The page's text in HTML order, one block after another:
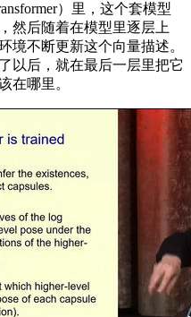
）里，这个套模型
然后随着在模型里逐层上
境不断更新这个向量描述。
以后，就在最后一层里把它
在哪里。